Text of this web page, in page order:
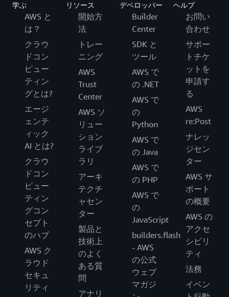
学ぶ
AWS と
は？
クラウ
ドコン
ピュー
ティン
グとは?
エージ
ェンテ
ィック
AI とは?
クラウ
ドコン
ピュー
ティン
グコン
セプト
のハブ
AWS ク
ラウド
セキュ
リティ
リソース
開始方
法
トレー
ニング
AWS
Trust
Center
AWS ソ
リュー
ション
ライブ
ラリ
アーキ
テクチ
ャセン
ター
製品と
技術上
のよく
ある質
問
アナリ
デベロッパー
Builder
Center
SDK と
ツール
AWS で
の .NET
AWS で
の
Python
AWS で
の Java
AWS で
の PHP
AWS で
の
JavaScript
builders.flash
- AWS
の公式
ウェブ
マガジ
ヘルプ
お問い
合わせ
サポー
トチケ
ットを
申請す
る
AWS
re:Post
ナレッ
ジセン
ター
AWS サ
ポート
の概要
AWS の
アクセ
シビリ
ティ
法務
イベン